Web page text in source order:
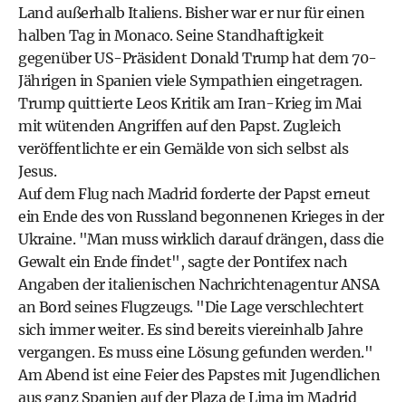
Land außerhalb Italiens. Bisher war er nur für einen
halben Tag in Monaco. Seine Standhaftigkeit
gegenüber US-Präsident Donald Trump hat dem 70-
Jährigen in Spanien viele Sympathien eingetragen.
Trump quittierte Leos Kritik am Iran-Krieg im Mai
mit wütenden Angriffen auf den Papst. Zugleich
veröffentlichte er ein Gemälde von sich selbst als
Jesus.
Auf dem Flug nach Madrid forderte der Papst erneut
ein Ende des von Russland begonnenen Krieges in der
Ukraine. "Man muss wirklich darauf drängen, dass die
Gewalt ein Ende findet", sagte der Pontifex nach
Angaben der italienischen Nachrichtenagentur ANSA
an Bord seines Flugzeugs. "Die Lage verschlechtert
sich immer weiter. Es sind bereits viereinhalb Jahre
vergangen. Es muss eine Lösung gefunden werden."
Am Abend ist eine Feier des Papstes mit Jugendlichen
aus ganz Spanien auf der Plaza de Lima im Madrid